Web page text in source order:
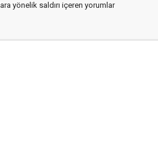
yönelik saldırı içeren yorumlar